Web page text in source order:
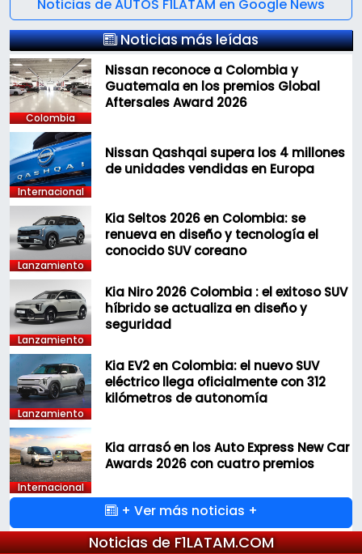
Noticias de AUTOS F1LATAM en Google News
Noticias más leídas
Colombia
Nissan reconoce a Colombia y
Guatemala en los premios Global
Aftersales Award 2026
Internacional
Nissan Qashqai supera los 4 millones
de unidades vendidas en Europa
Lanzamiento
Kia Seltos 2026 en Colombia: se
renueva en diseño y tecnología el
conocido SUV coreano
Lanzamiento
Kia Niro 2026 Colombia : el exitoso SUV
híbrido se actualiza en diseño y
seguridad
Lanzamiento
Kia EV2 en Colombia: el nuevo SUV
eléctrico llega oficialmente con 312
kilómetros de autonomía
Internacional
Kia arrasó en los Auto Express New Car
Awards 2026 con cuatro premios
+ Ver más noticias +
Noticias de F1LATAM.COM